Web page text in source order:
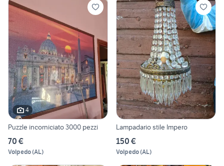
4
Puzzle incorniciato 3000 pezzi
70 €
Volpedo(AL)
Lampadario stile Impero
150 €
Volpedo(AL)